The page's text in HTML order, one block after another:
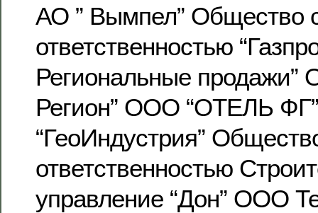
АО ” Вымпел” Общество
ответственностью
Региональные
Регион” ООО “ОТЕЛЬ
“ГеоИндустрия”
ответственностью
управление “Дон” ООО